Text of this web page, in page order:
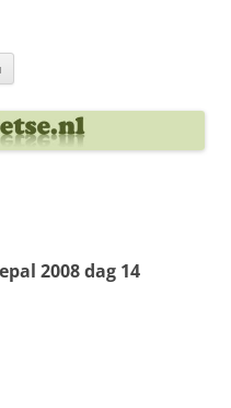
2008 dag 14